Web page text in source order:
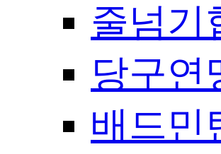
줄넘기
당구연
배드민